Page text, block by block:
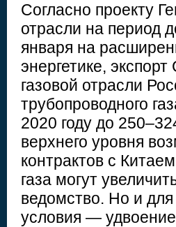
Согласно проекту
отрасли на период
января на
энергетике,
газовой отрасли
трубопроводного
2020 году до
верхнего уровня
контрактов с
газа могут
ведомство. Но и
условия —